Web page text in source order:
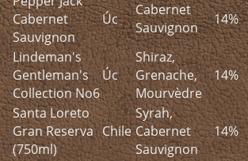
Cabernet
Sauvignon
Úc
Cabernet
Sauvignon
14%
Lindeman's
Gentleman's
Collection No6
Úc
Shiraz,
Grenache,
Mourvèdre
14%
Santa Loreto
Gran Reserva
(750ml)
Chile
Syrah,
Cabernet
Sauvignon
14%